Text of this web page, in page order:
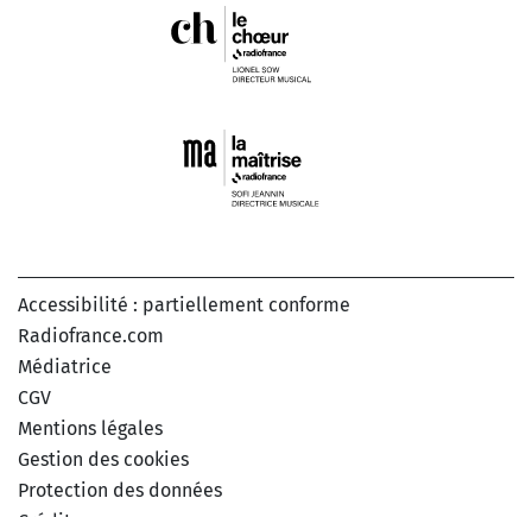
Accessibilité : partiellement conforme
Radiofrance.com
Médiatrice
CGV
Mentions légales
Gestion des cookies
Protection des données